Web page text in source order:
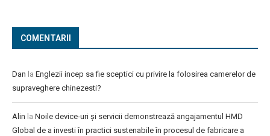
COMENTARII
Dan la Englezii incep sa fie sceptici cu privire la folosirea camerelor de
supraveghere chinezesti?
Alin la Noile device-uri și servicii demonstrează angajamentul HMD
Global de a investi în practici sustenabile în procesul de fabricare a